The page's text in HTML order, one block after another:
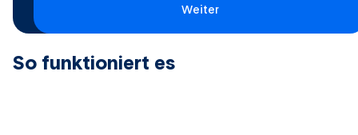
Weiter
So ​funktioniert es